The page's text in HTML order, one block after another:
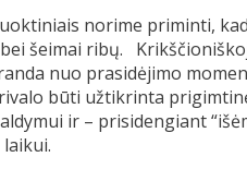
norime priminti,
šeimai ribų.
nuo prasidėjimo
būti užtikrinta
ir – prisidengiant